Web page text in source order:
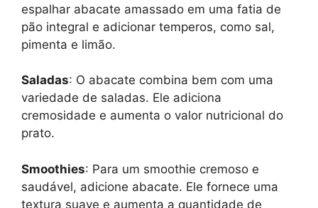
espalhar abacate amassado em uma fatia de
pão integral e adicionar temperos, como sal,
pimenta e limão.
Saladas: O abacate combina bem com uma
variedade de saladas. Ele adiciona
cremosidade e aumenta o valor nutricional do
prato.
Smoothies: Para um smoothie cremoso e
saudável, adicione abacate. Ele fornece uma
textura suave e aumenta a quantidade de